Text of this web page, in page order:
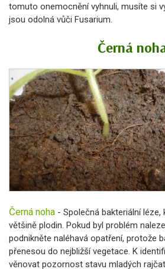
tomuto onemocnění vyhnuli, musíte si
jsou odolná vůči Fusarium.
Černá
Černá noha - Společná bakteriální léze,
většině plodin. Pokud byl problém
podnikněte naléhavá opatření, protože
přenesou do nejbližší vegetace. K
věnovat pozornost stavu mladých